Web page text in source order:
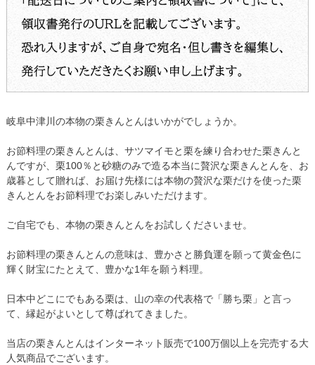
岐阜中津川の本物の栗きんとんはいかがでしょうか。
お節料理の栗きんとんは、サツマイモと栗を練り合わせた栗きんと
んですが、栗100％と砂糖のみで造る本当に贅沢な栗きんとんを、お
歳暮として贈れば、お届け先様には本物の贅沢な栗だけを使った栗
きんとんをお節料理でお楽しみいただけます。
ご自宅でも、本物の栗きんとんをお試しくださいませ。
お節料理の栗きんとんの意味は、豊かさと勝負運を願って黄金色に
輝く財宝にたとえて、豊かな1年を願う料理。
日本中どこにでもある栗は、山の幸の代表格で「勝ち栗」と言っ
て、縁起がよいとして尊ばれてきました。
当店の栗きんとんはインターネット販売で100万個以上を完売する大
人気商品でございます。